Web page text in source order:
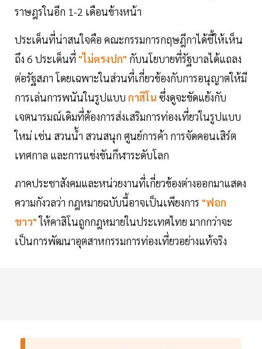
ราษฎรในอีก 1-2 เดือนข้างหน้า
ประเด็นที่น่าสนใจคือ คณะกรรมการกฤษฎีกาได้ชี้ให้เห็น
ถึง 6 ประเด็นที่ "ไม่ตรงปก" กับนโยบายที่รัฐบาลได้แถลง
ต่อรัฐสภา โดยเฉพาะในส่วนที่เกี่ยวข้องกับการอนุญาตให้มี
การเล่นการพนันในรูปแบบ กาสิโน ซึ่งดูจะขัดแย้งกับ
เจตนารมณ์เดิมที่ต้องการส่งเสริมการท่องเที่ยวในรูปแบบ
ใหม่ เช่น สวนน้ำ สวนสนุก ศูนย์การค้า การจัดคอนเสิร์ต
เทศกาล และการแข่งขันกีฬาระดับโลก
ภาคประชาสังคมและหน่วยงานที่เกี่ยวข้องต่างออกมาแสดง
ความกังวลว่า กฎหมายฉบับนี้อาจเป็นเพียงการ "ฟอก
ขาว"ให้คาสิโนถูกกฎหมายในประเทศไทย มากกว่าจะ
เป็นการพัฒนาอุตสาหกรรมการท่องเที่ยวอย่างแท้จริง